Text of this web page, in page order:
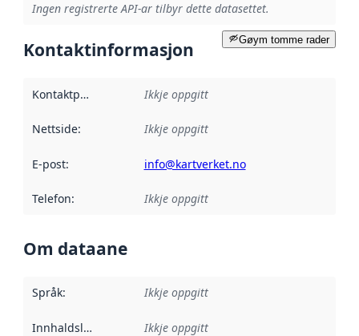
Ingen registrerte API-ar tilbyr dette datasettet.
Gøym tomme rader
Kontaktinformasjon
Kontaktpunkt Ikkje oppgitt
Nettside: Ikkje oppgitt
E-post: info@kartverket.no
Telefon: Ikkje oppgitt
Om dataane
Språk: Ikkje oppgitt
Innhaldsleverandørar :
Ikkje oppgitt